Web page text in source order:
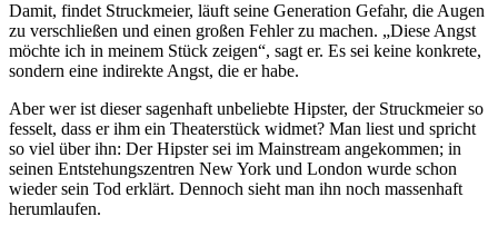
Damit, findet Struckmeier, läuft seine Generation Gefahr, die Augen
zu verschließen und einen großen Fehler zu machen. „Diese Angst
möchte ich in meinem Stück zeigen“, sagt er. Es sei keine konkrete,
sondern eine indirekte Angst, die er habe.
Aber wer ist dieser sagenhaft unbeliebte Hipster, der Struckmeier so
fesselt, dass er ihm ein Theaterstück widmet? Man liest und spricht
so viel über ihn: Der Hipster sei im Mainstream angekommen; in
seinen Entstehungszentren New York und London wurde schon
wieder sein Tod erklärt. Dennoch sieht man ihn noch massenhaft
herumlaufen.